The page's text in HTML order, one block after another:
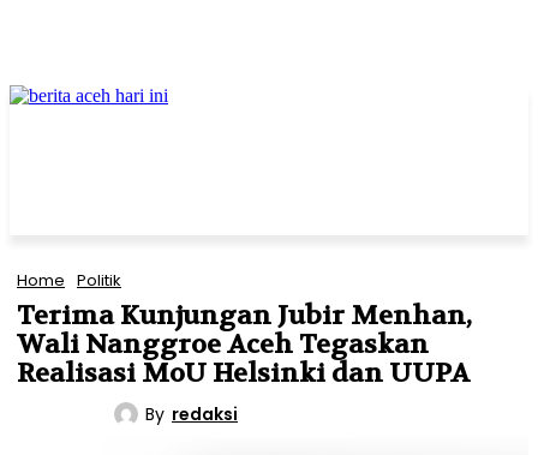
Home Politik
Terima Kunjungan Jubir Menhan,
Wali Nanggroe Aceh Tegaskan
Realisasi MoU Helsinki dan UUPA
By redaksi